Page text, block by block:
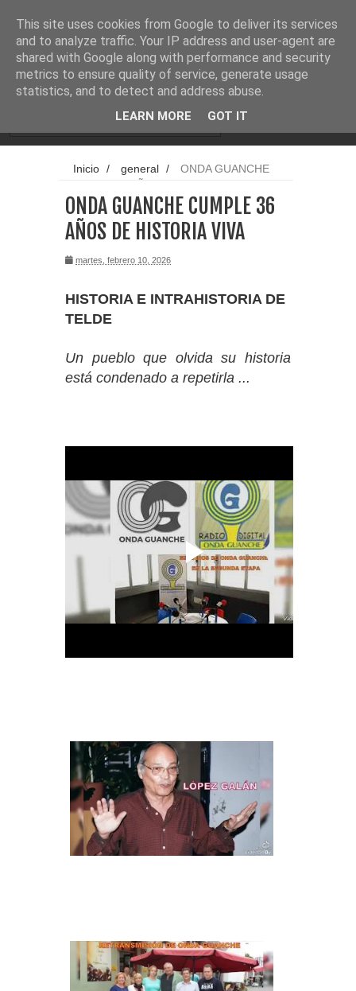
Cargando...
Inicio / general /
ONDA GUANCHE
ONDA GUANCHE CUMPLE 36
AÑOS DE HISTORIA VIVA
martes, febrero 10, 2026
HISTORIA E INTRAHISTORIA DE
TELDE
Un pueblo que olvida su historia
está condenado a repetirla ...
This site uses cookies from Google to deliver its services
and to analyze traffic. Your IP address and user-agent are
shared with Google along with performance and security
metrics to ensure quality of service, generate usage
statistics, and to detect and address abuse.
LEARN MORE GOT IT